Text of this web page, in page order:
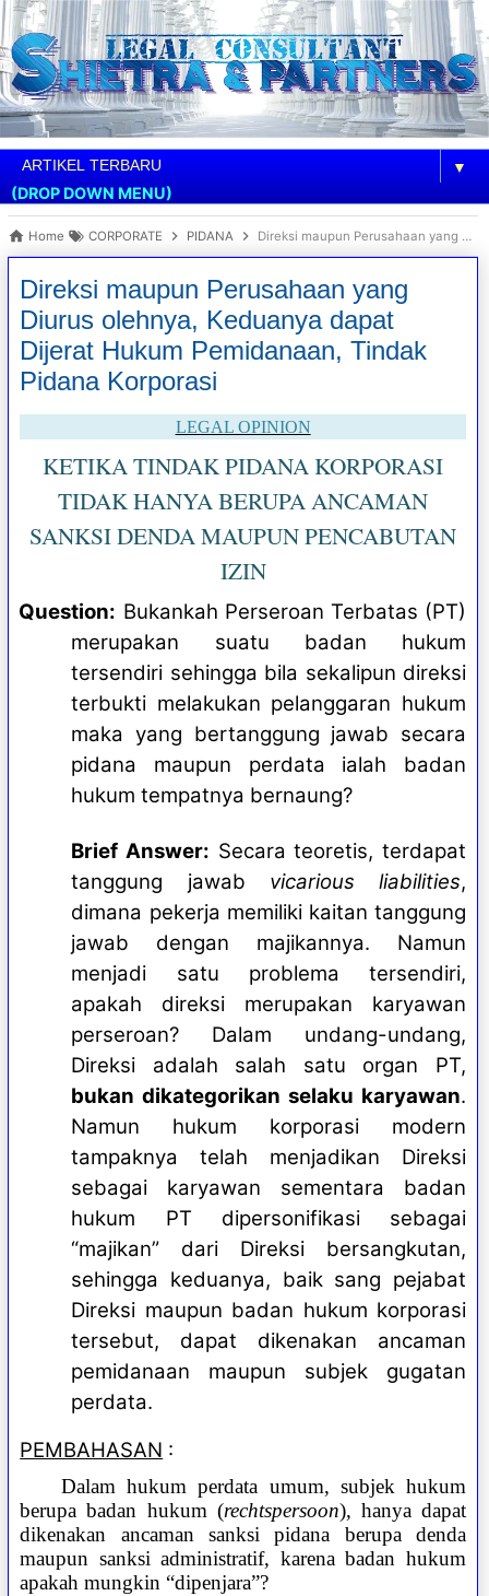
▼
(DROP DOWN MENU)
Home CORPORATE PIDANA Direksi maupun Perusahaan yang Diurus olehnya, Keduanya dapat Dijerat Hukum Pemidanaan, Tindak Pidana Korporasi
Direksi maupun Perusahaan yang
Diurus olehnya, Keduanya dapat
Dijerat Hukum Pemidanaan, Tindak
Pidana Korporasi
LEGAL OPINION
KETIKA TINDAK PIDANA KORPORASI
TIDAK HANYA BERUPA ANCAMAN
SANKSI DENDA MAUPUN PENCABUTAN
IZIN
Question: Bukankah Perseroan Terbatas (PT)
merupakan suatu badan hukum
tersendiri sehingga bila sekalipun direksi
terbukti melakukan pelanggaran hukum
maka yang bertanggung jawab secara
pidana maupun perdata ialah badan
hukum tempatnya bernaung?
Brief Answer: Secara teoretis, terdapat
tanggung jawab vicarious liabilities,
dimana pekerja memiliki kaitan tanggung
jawab dengan majikannya. Namun
menjadi satu problema tersendiri,
apakah direksi merupakan karyawan
perseroan? Dalam undang-undang,
Direksi adalah salah satu organ PT,
bukan dikategorikan selaku karyawan.
Namun hukum korporasi modern
tampaknya telah menjadikan Direksi
sebagai karyawan sementara badan
hukum PT dipersonifikasi sebagai
“majikan” dari Direksi bersangkutan,
sehingga keduanya, baik sang pejabat
Direksi maupun badan hukum korporasi
tersebut, dapat dikenakan ancaman
pemidanaan maupun subjek gugatan
perdata.
PEMBAHASAN :
Dalam hukum perdata umum, subjek hukum
berupa badan hukum (rechtspersoon), hanya dapat
dikenakan ancaman sanksi pidana berupa denda
maupun sanksi administratif, karena badan hukum
apakah mungkin “dipenjara”?